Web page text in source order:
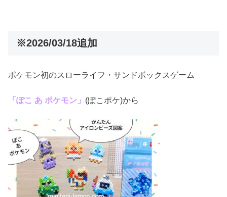
※2026/03/18追加
ポケモン初のスローライフ・サンドボックスゲーム
「ぽこ あ ポケモン」 (ぽこポケ)から